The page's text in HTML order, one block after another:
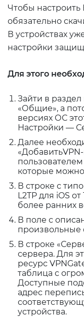
Чтобы
обязательно
В устройствах
настройки
Для этого
Зайти в раздел
«Общие», а
версиях ОС
Настройки —
Далее
которые
В строке с
L2TP для iOS
более ранних
В поле с
произвольные
В строке
сервера. Для
ресурс
таблица с
Доступные
адрес
устройства.